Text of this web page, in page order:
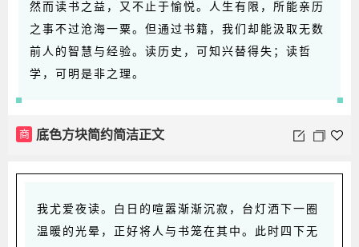
然而读书之益，又不止于愉悦。人生有限，所能亲历
之事不过沧海一粟。但通过书籍，我们却能汲取无数
前人的智慧与经验。读历史，可知兴替得失；读哲
学，可明是非之理。
商 底色方块简约简洁正文
我尤爱夜读。白日的喧嚣渐渐沉寂，台灯洒下一圈
温暖的光晕，正好将人与书笼在其中。此时四下无